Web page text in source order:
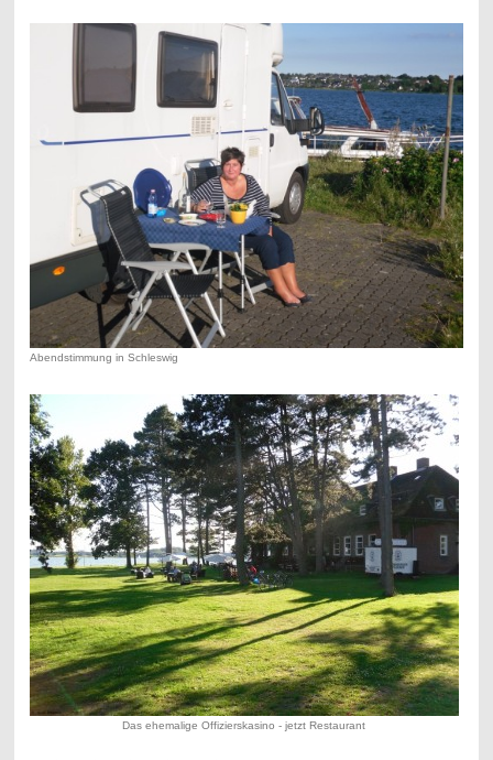
Abendstimmung in Schleswig
Das ehemalige Offizierskasino - jetzt Restaurant